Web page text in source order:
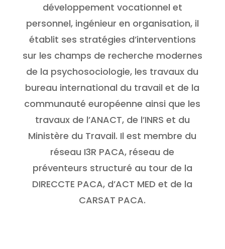
développement vocationnel et
personnel, ingénieur en organisation, il
établit ses stratégies d’interventions
sur les champs de recherche modernes
de la psychosociologie, les travaux du
bureau international du travail et de la
communauté européenne ainsi que les
travaux de l’ANACT, de l’INRS et du
Ministère du Travail. Il est membre du
réseau I3R PACA, réseau de
préventeurs structuré au tour de la
DIRECCTE PACA, d’ACT MED et de la
CARSAT PACA.